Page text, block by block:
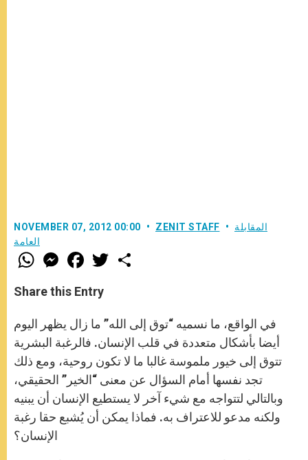
NOVEMBER 07, 2012 00:00 ZENIT STAFF
المقابلة
العامة
W
h
t
s
p
M
e
s
e
e
r
F
a
e
b
o
k
w
r
Share this Entry
في الواقع، ما نسميه “توق إلى الله” ما زال يظهر اليوم
أيضا بأشكال متعددة في قلب الإنسان. فالرغبة البشرية
تتوق إلى خيور ملموسة غالبا ما لا تكون روحية، ومع ذلك
تجد نفسها أمام السؤال عن معنى “الخير” الحقيقي،
وبالتالي لتتواجه مع شيء آخر لا يستطيع الإنسان أن يبنيه
ولكنه مدعو للاعتراف به. فماذا يمكن أن يُشبع حقا رغبة
الإنسان؟